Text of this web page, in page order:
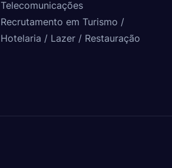
Telecomunicações
Recrutamento em Turismo /
Hotelaria / Lazer / Restauração